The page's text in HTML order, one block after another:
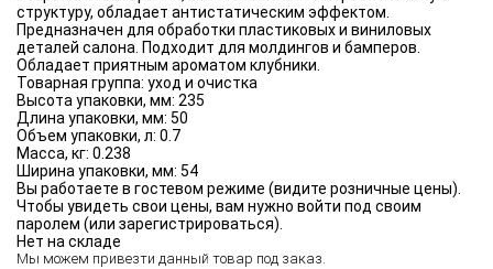
структуру, обладает антистатическим эффектом.
Предназначен для обработки пластиковых и виниловых
деталей салона. Подходит для молдингов и бамперов.
Обладает приятным ароматом клубники.
Товарная группа: уход и очистка
Высота упаковки, мм: 235
Длина упаковки, мм: 50
Объем упаковки, л: 0.7
Масса, кг: 0.238
Ширина упаковки, мм: 54
Вы работаете в гостевом режиме (видите розничные цены).
Чтобы увидеть свои цены, вам нужно войти под своим
паролем (или зарегистрироваться).
Нет на складе
Мы можем привезти данный товар под заказ.